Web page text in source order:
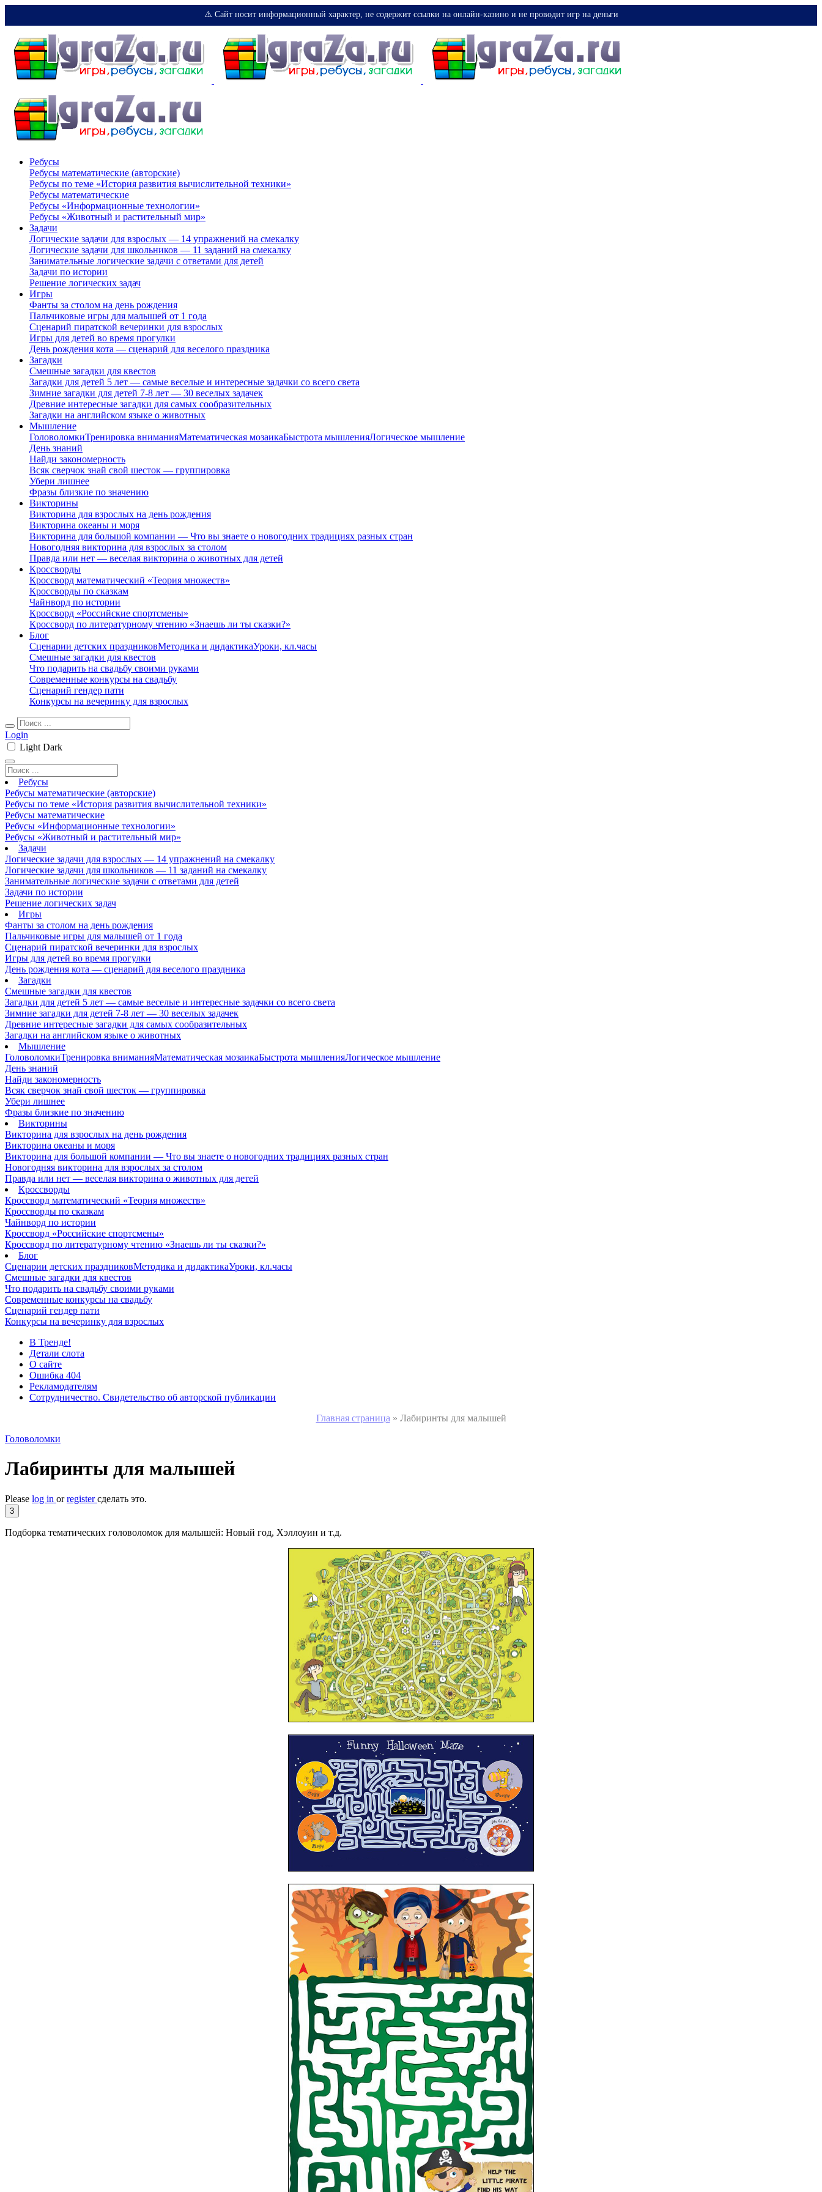
⚠️ Сайт носит информационный характер, не содержит ссылки на онлайн-казино и не проводит игр на деньги
Ребусы
Ребусы математические (авторские)
Ребусы по теме «История развития вычислительной техники»
Ребусы математические
Ребусы «Информационные технологии»
Ребусы «Животный и растительный мир»
Задачи
Логические задачи для взрослых — 14 упражнений на смекалку
Логические задачи для школьников — 11 заданий на смекалку
Занимательные логические задачи с ответами для детей
Задачи по истории
Решение логических задач
Игры
Фанты за столом на день рождения
Пальчиковые игры для малышей от 1 года
Сценарий пиратской вечеринки для взрослых
Игры для детей во время прогулки
День рождения кота — сценарий для веселого праздника
Загадки
Смешные загадки для квестов
Загадки для детей 5 лет — самые веселые и интересные задачки со всего света
Зимние загадки для детей 7-8 лет — 30 веселых задачек
Древние интересные загадки для самых сообразительных
Загадки на английском языке о животных
Мышление
ГоловоломкиТренировка вниманияМатематическая мозаикаБыстрота мышленияЛогическое мышление
День знаний
Найди закономерность
Всяк сверчок знай свой шесток — группировка
Убери лишнее
Фразы близкие по значению
Викторины
Викторина для взрослых на день рождения
Викторина океаны и моря
Викторина для большой компании — Что вы знаете о новогодних традициях разных стран
Новогодняя викторина для взрослых за столом
Правда или нет — веселая викторина о животных для детей
Кроссворды
Кроссворд математический «Теория множеств»
Кроссворды по сказкам
Чайнворд по истории
Кроссворд «Российские спортсмены»
Кроссворд по литературному чтению «Знаешь ли ты сказки?»
Блог
Сценарии детских праздниковМетодика и дидактикаУроки, кл.часы
Смешные загадки для квестов
Что подарить на свадьбу своими руками
Современные конкурсы на свадьбу
Сценарий гендер пати
Конкурсы на вечеринку для взрослых
Login
Light Dark
Ребусы
Ребусы математические (авторские)
Ребусы по теме «История развития вычислительной техники»
Ребусы математические
Ребусы «Информационные технологии»
Ребусы «Животный и растительный мир»
Задачи
Логические задачи для взрослых — 14 упражнений на смекалку
Логические задачи для школьников — 11 заданий на смекалку
Занимательные логические задачи с ответами для детей
Задачи по истории
Решение логических задач
Игры
Фанты за столом на день рождения
Пальчиковые игры для малышей от 1 года
Сценарий пиратской вечеринки для взрослых
Игры для детей во время прогулки
День рождения кота — сценарий для веселого праздника
Загадки
Смешные загадки для квестов
Загадки для детей 5 лет — самые веселые и интересные задачки со всего света
Зимние загадки для детей 7-8 лет — 30 веселых задачек
Древние интересные загадки для самых сообразительных
Загадки на английском языке о животных
Мышление
ГоловоломкиТренировка вниманияМатематическая мозаикаБыстрота мышленияЛогическое мышление
День знаний
Найди закономерность
Всяк сверчок знай свой шесток — группировка
Убери лишнее
Фразы близкие по значению
Викторины
Викторина для взрослых на день рождения
Викторина океаны и моря
Викторина для большой компании — Что вы знаете о новогодних традициях разных стран
Новогодняя викторина для взрослых за столом
Правда или нет — веселая викторина о животных для детей
Кроссворды
Кроссворд математический «Теория множеств»
Кроссворды по сказкам
Чайнворд по истории
Кроссворд «Российские спортсмены»
Кроссворд по литературному чтению «Знаешь ли ты сказки?»
Блог
Сценарии детских праздниковМетодика и дидактикаУроки, кл.часы
Смешные загадки для квестов
Что подарить на свадьбу своими руками
Современные конкурсы на свадьбу
Сценарий гендер пати
Конкурсы на вечеринку для взрослых
В Тренде!
Детали слота
О сайте
Ошибка 404
Рекламодателям
Сотрудничество. Свидетельство об авторской публикации
Главная страница » Лабиринты для малышей
Головоломки
Лабиринты для малышей
Please log in orregisterсделать это.
3
Подборка тематических головоломок для малышей: Новый год, Хэллоуин и т.д.